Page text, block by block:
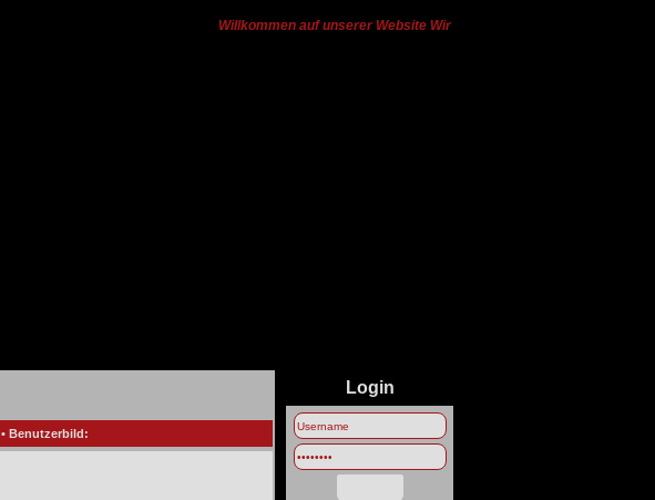
Willkommen auf unserer Website Wir haben von Ts3 zu Discord
• Benutzerbild:
Login